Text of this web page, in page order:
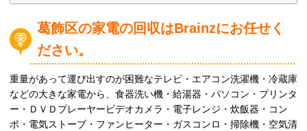
葛飾区の家電の回収はBrainzにお任せく
ださい。
重量があって運び出すのが困難なテレビ・エアコン洗濯機・冷蔵庫
などの大きな家電から、食器洗い機・給湯器・パソコン・プリンタ
ー・ＤＶＤプレーヤービデオカメラ・電子レンジ・炊飯器・コン
ポ・電気ストーブ・ファンヒーター・ガスコンロ・掃除機・空気清